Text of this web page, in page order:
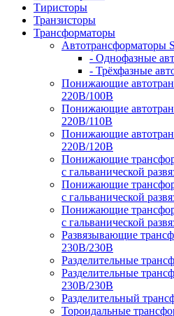
Тиристоры
Транзисторы
Трансформаторы
Автотрансформаторы
- Однофазные
- Трёхфазные
Понижающие
220В/100В
Понижающие
220В/110В
Понижающие
220В/120В
Понижающие
с гальванической
Понижающие
с гальванической
Понижающие
с гальванической
Развязывающие
230В/230В
Разделительные
Разделительные
230В/230В
Разделительный
Тороидальные